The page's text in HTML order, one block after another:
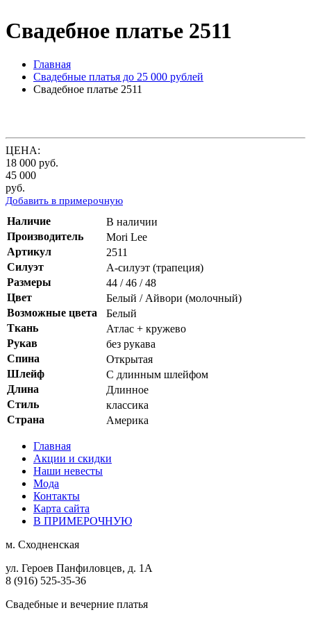
Свадебное платье 2511
Главная
Свадебные платья до 25 000 рублей
Свадебное платье 2511
ЦЕНА:
18 000 руб.
45 000
руб.
Добавить в примерочную
Наличие
В наличии
Производитель
Mori Lee
Артикул
2511
Силуэт
А-силуэт (трапеция)
Размеры
44 / 46 / 48
Цвет
Белый / Айвори (молочный)
Возможные цвета
Белый
Ткань
Атлаc + кружево
Рукав
без рукава
Спина
Открытая
Шлейф
С длинным шлейфом
Длина
Длинное
Стиль
классика
Страна
Америка
Главная
Акции и скидки
Наши невесты
Мода
Контакты
Карта сайта
В ПРИМЕРОЧНУЮ
м. Сходненская
ул. Героев Панфиловцев, д. 1А
8 (916) 525-35-36
Свадебные и вечерние платья